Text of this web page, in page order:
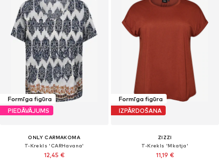
Formīga figūra
PIEDĀVĀJUMS
ONLY CARMAKOMA
T-Krekls 'CARHavana'
12,45 €
Formīga figūra
IZPĀRDOŠANA
ZIZZI
T-Krekls 'Mkatja'
11,19 €